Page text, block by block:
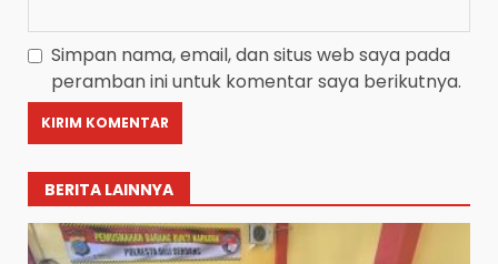
Simpan nama, email, dan situs web saya pada
peramban ini untuk komentar saya berikutnya.
BERITA LAINNYA